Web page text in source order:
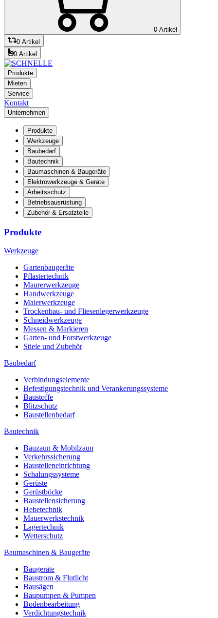
0 Artikel
0 Artikel
0 Artikel
Produkte
Mieten
Service
Kontakt
Unternehmen
Produkte
Werkzeuge
Baubedarf
Bautechnik
Baumaschinen & Baugeräte
Elektrowerkzeuge & Geräte
Arbeitsschutz
Betriebsausrüstung
Zubehör & Ersatzteile
Produkte
Werkzeuge
Gartenbaugeräte
Pflastertechnik
Maurerwerkzeuge
Handwerkzeuge
Malerwerkzeuge
Trockenbau- und Fliesenlegerwerkzeuge
Schneidwerkzeuge
Messen & Markieren
Garten- und Forstwerkzeuge
Stiele und Zubehör
Baubedarf
Verbindungselemente
Befestigungstechnik und Verankerungssysteme
Baustoffe
Blitzschutz
Baustellenbedarf
Bautechnik
Bauzaun & Mobilzaun
Verkehrssicherung
Baustelleneinrichtung
Schalungssysteme
Gerüste
Gerüstböcke
Baustellensicherung
Hebetechnik
Mauerwerkstechnik
Lagertechnik
Wetterschutz
Baumaschinen & Baugeräte
Baugeräte
Baustrom & Flutlicht
Bausägen
Baupumpen & Pumpen
Bodenbearbeitung
Verdichtungstechnik